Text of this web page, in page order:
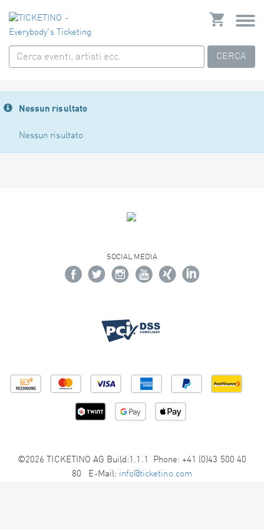
CERCA
Nessun risultato
Nessun risultato
SOCIAL MEDIA
©2026 TICKETINO AG Build:1.1.1 Phone: +41 (0)43 500 40
80 E-Mail: info@ticketino.com